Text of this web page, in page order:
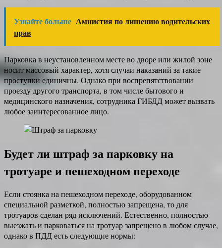
Узнайте больше Амнистия по лишению водительских
прав
Парковка в неустановленном месте во дворе или жилой зоне
носит массовый характер, хотя случаи наказаний за такие
проступки единичны. Однако при воспрепятствовании
проезду другого транспорта, в том числе бытового и
медицинского назначения, сотрудника ГИБДД может вызвать
любое заинтересованное лицо.
Будет ли штраф за парковку на
тротуаре и пешеходном переходе
Если стоянка на пешеходном переходе, оборудованном
специальной разметкой, полностью запрещена, то для
тротуаров сделан ряд исключений. Естественно, полностью
выезжать и парковаться на тротуар запрещено в любом случае,
однако в ПДД есть следующие нормы: